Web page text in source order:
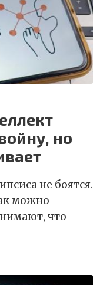
но
не боятся.
можно
что